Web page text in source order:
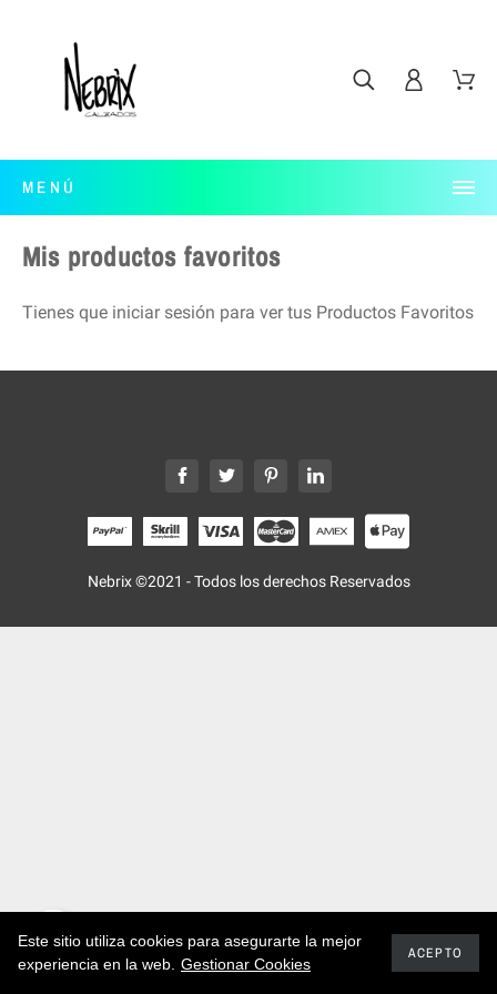
MENÚ
Mis productos favoritos
Tienes que iniciar sesión para ver tus Productos Favoritos
Nebrix ©2021 - Todos los derechos Reservados
Este sitio utiliza cookies para asegurarte la mejor
experiencia en la web. Gestionar Cookies
ACEPTO